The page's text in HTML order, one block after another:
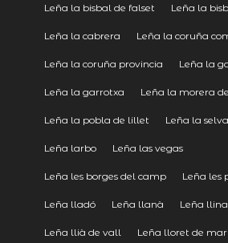
Leña la bisbal de falset Leña la
Leña la cabrera Leña la coruña
Leña la coruña provincia Leña la
Leña la garrotxa Leña la morera
Leña la pobla de lillet Leña la selva
Leña larbo Leña las vegas
Leña les borges del camp Leña les
Leña lladó Leña llanà Leña
Leña llià de vall Leña lloret de mar